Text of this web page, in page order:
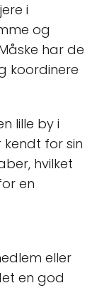
i
og
har de
koordinere
lille by i
kendt for sin
hvilket
en
eller
en god